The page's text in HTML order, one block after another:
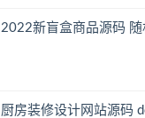
2022新盲盒商品源码 随
厨房装修设计网站源码